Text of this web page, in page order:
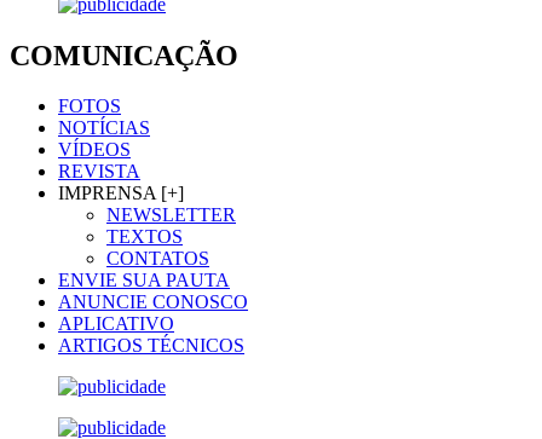
COMUNICAÇÃO
FOTOS
NOTÍCIAS
VÍDEOS
REVISTA
IMPRENSA [+]
NEWSLETTER
TEXTOS
CONTATOS
ENVIE SUA PAUTA
ANUNCIE CONOSCO
APLICATIVO
ARTIGOS TÉCNICOS